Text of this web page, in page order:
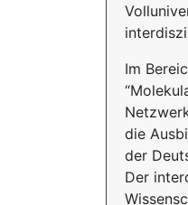
Im
die
der
Der